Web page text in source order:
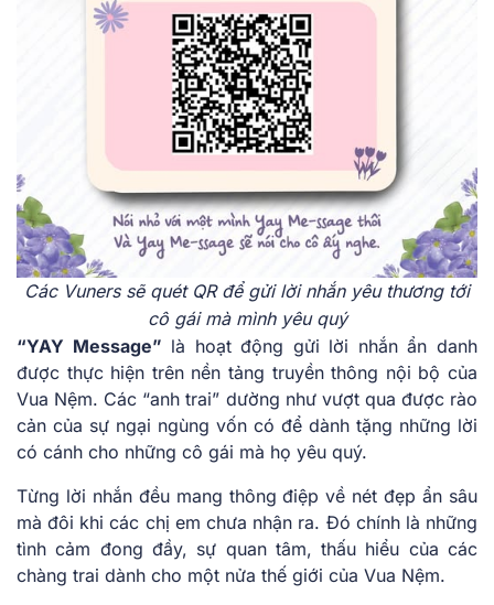
Các Vuners sẽ quét QR để gửi lời nhắn yêu thương tới
cô gái mà mình yêu quý
“YAY Message” là hoạt động gửi lời nhắn ẩn danh
được thực hiện trên nền tảng truyền thông nội bộ của
Vua Nệm. Các “anh trai” dường như vượt qua được rào
cản của sự ngại ngùng vốn có để dành tặng những lời
có cánh cho những cô gái mà họ yêu quý.
Từng lời nhắn đều mang thông điệp về nét đẹp ẩn sâu
mà đôi khi các chị em chưa nhận ra. Đó chính là những
tình cảm đong đầy, sự quan tâm, thấu hiểu của các
chàng trai dành cho một nửa thế giới của Vua Nệm.